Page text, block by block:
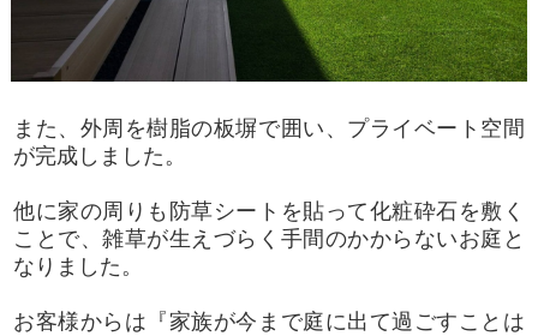
また、外周を樹脂の板塀で囲い、プライベート空間
が完成しました。
他に家の周りも防草シートを貼って化粧砕石を敷く
ことで、雑草が生えづらく手間のかからないお庭と
なりました。
お客様からは『家族が今まで庭に出て過ごすことは